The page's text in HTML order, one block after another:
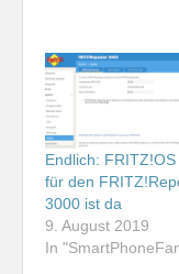
Endlich: FRITZ!OS
für den
3000 ist da
9. August 2019
In